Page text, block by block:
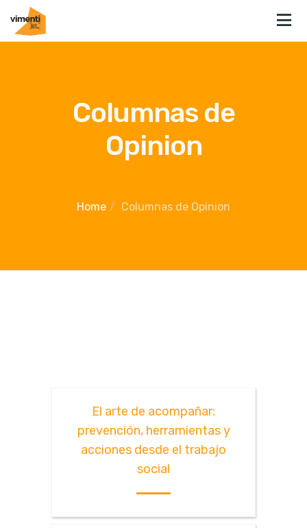
Columnas de
Opinion
Home Columnas de Opinion
El arte de acompañar:
prevención, herramientas y
acciones desde el trabajo
social